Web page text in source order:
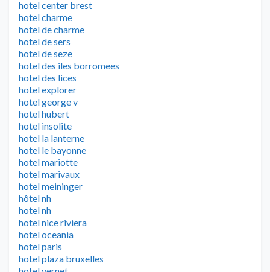
hotel center brest
hotel charme
hotel de charme
hotel de sers
hotel de seze
hotel des iles borromees
hotel des lices
hotel explorer
hotel george v
hotel hubert
hotel insolite
hotel la lanterne
hotel le bayonne
hotel mariotte
hotel marivaux
hotel meininger
hôtel nh
hotel nh
hotel nice riviera
hotel oceania
hotel paris
hotel plaza bruxelles